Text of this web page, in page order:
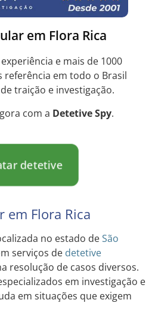
em Flora Rica
e mais de 1000
referência em todo o Brasil
traição e investigação.
com a Detetive Spy.
detetive
em Flora Rica
no estado deSão
serviços de detetive
resolução de casos diversos.
em investigação e
em situações que exigem